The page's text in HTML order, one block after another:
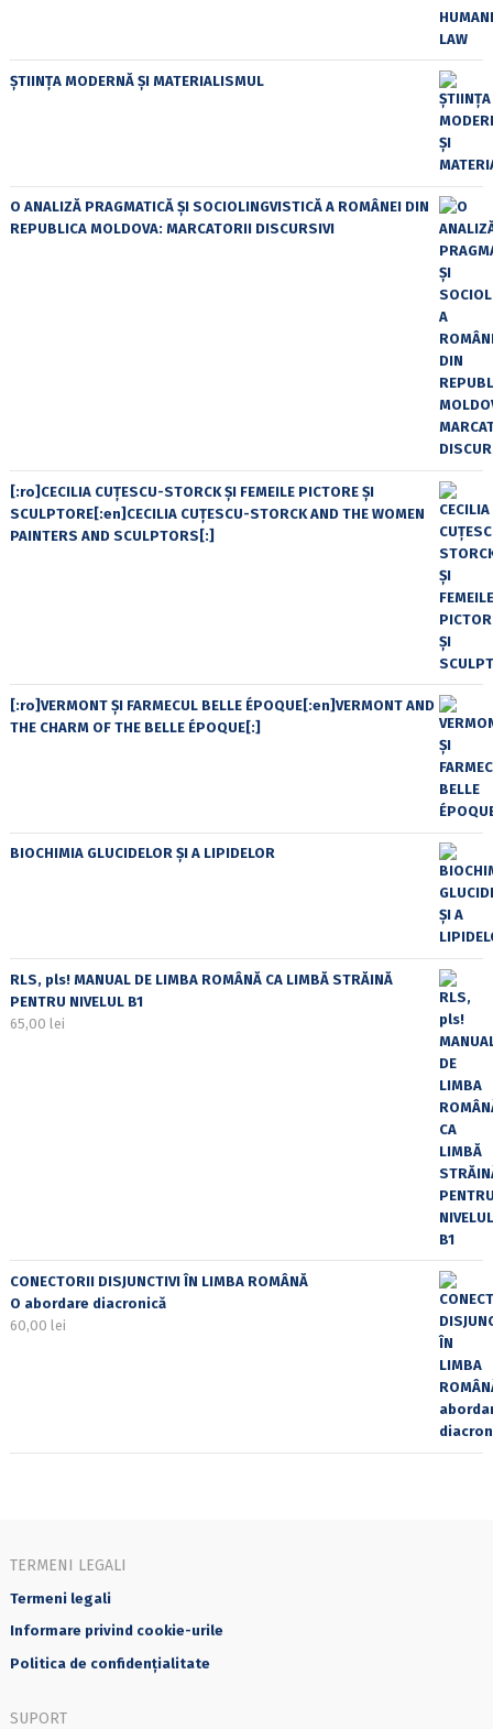
ȘTIINȚA MODERNĂ ȘI MATERIALISMUL
O ANALIZĂ PRAGMATICĂ ȘI SOCIOLINGVISTICĂ A ROMÂNEI DIN
REPUBLICA MOLDOVA: MARCATORII DISCURSIVI
[:ro]CECILIA CUŢESCU-STORCK ŞI FEMEILE PICTORE ŞI
SCULPTORE[:en]CECILIA CUŢESCU-STORCK AND THE WOMEN
PAINTERS AND SCULPTORS[:]
[:ro]VERMONT ȘI FARMECUL BELLE ÉPOQUE[:en]VERMONT AND
THE CHARM OF THE BELLE ÉPOQUE[:]
BIOCHIMIA GLUCIDELOR ȘI A LIPIDELOR
RLS, pls! MANUAL DE LIMBA ROMÂNĂ CA LIMBĂ STRĂINĂ
PENTRU NIVELUL B1
65,00 lei
CONECTORII DISJUNCTIVI ÎN LIMBA ROMÂNĂ
O abordare diacronică
60,00 lei
TERMENI LEGALI
Termeni legali
Informare privind cookie-urile
Politica de confidențialitate
SUPORT